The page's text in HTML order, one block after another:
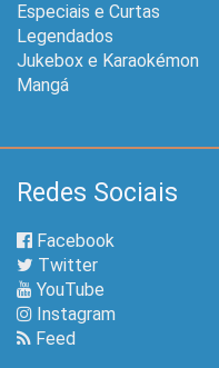
Especiais e Curtas
Legendados
Jukebox e Karaokémon
Mangá
Redes Sociais
Facebook
Twitter
YouTube
Instagram
Feed